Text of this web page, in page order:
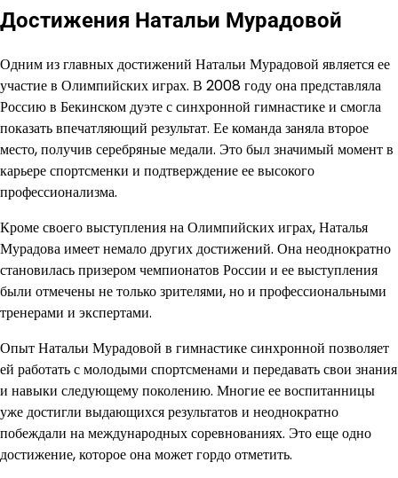
Достижения Натальи Мурадовой
Одним из главных достижений Натальи Мурадовой является ее
участие в Олимпийских играх. В 2008 году она представляла
Россию в Бекинском дуэте с синхронной гимнастике и смогла
показать впечатляющий результат. Ее команда заняла второе
место, получив серебряные медали. Это был значимый момент в
карьере спортсменки и подтверждение ее высокого
профессионализма.
Кроме своего выступления на Олимпийских играх, Наталья
Мурадова имеет немало других достижений. Она неоднократно
становилась призером чемпионатов России и ее выступления
были отмечены не только зрителями, но и профессиональными
тренерами и экспертами.
Опыт Натальи Мурадовой в гимнастике синхронной позволяет
ей работать с молодыми спортсменами и передавать свои знания
и навыки следующему поколению. Многие ее воспитанницы
уже достигли выдающихся результатов и неоднократно
побеждали на международных соревнованиях. Это еще одно
достижение, которое она может гордо отметить.